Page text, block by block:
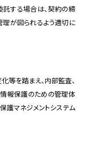
する場合は、契約の締
が図られるよう適切に
等を踏まえ、内部監査、
報保護のための管理体
護マネジメントシステム